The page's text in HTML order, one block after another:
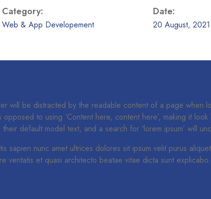
Category:
Web & App Developement
Date:
20 August, 2021
will be distracted by the readable content of a page when
to using ‘Content here, content here’, making it
default model text, and a search for ‘lorem ipsum’ will
sapien nunc amet ultrices dolores sit ipsum velit purus
veritatis et quasi architecto beatae vitae dicta sunt